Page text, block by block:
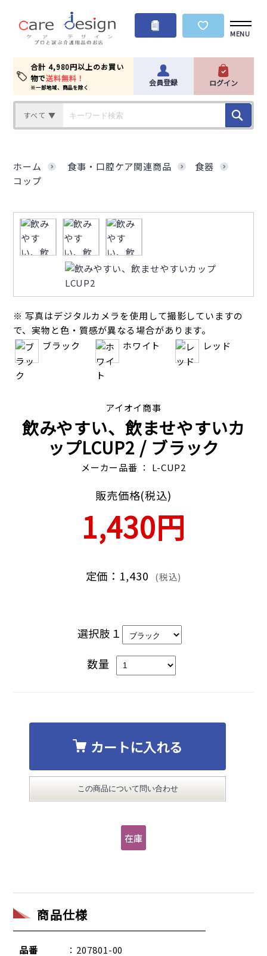
MENU
合計 4,980円以上のお買い
物で送料無料！
※一部地域、商品を除く 会員登録 ログイン
すべて ▼
ホーム 食事・口腔ケア関連商品
食器
コップ
※ 写真はデジタルカメラを使用して撮影していますの
で、実物と色・質感が異なる場合があります。
ブラック
ホワイト レッド
アイオイ商事
飲みやすい、飲ませやすいカ
ップLCUP2 / ブラック
メーカー品番 ： L-CUP2
販売価格(税込)
1,430円
定価：1,430 (税込)
選択肢１
数量
カートに入れる
この商品について問い合わせ
商品仕様
品番
：207801-00